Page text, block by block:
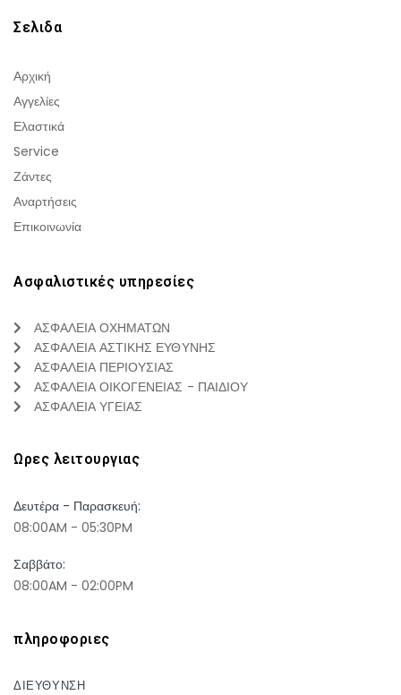
Σελιδα
Αρχική
Αγγελίες
Ελαστικά
Service
Ζάντες
Αναρτήσεις
Επικοινωνία
Ασφαλιστικές υπηρεσίες
ΑΣΦΑΛΕΙΑ ΟΧΗΜΑΤΩΝ
ΑΣΦΑΛΕΙΑ ΑΣΤΙΚΗΣ ΕΥΘΥΝΗΣ
ΑΣΦΑΛΕΙΑ ΠΕΡΙΟΥΣΙΑΣ
ΑΣΦΑΛΕΙΑ ΟΙΚΟΓΕΝΕΙΑΣ - ΠΑΙΔΙΟΥ
ΑΣΦΑΛΕΙΑ ΥΓΕΙΑΣ
Ωρες λειτουργιας
Δευτέρα - Παρασκευή:
08:00AM - 05:30PM
Σαββάτο:
08:00AM - 02:00PM
πληροφοριες
ΔΙΕΥΘΥΝΣΗ